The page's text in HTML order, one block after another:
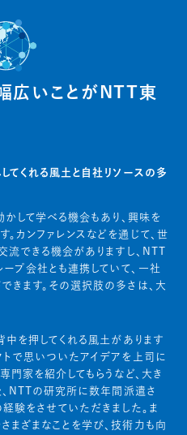
広いことがNTT東
てくれる風土と自社リソースの多
かして学べる機会もあり、興味を
カンファレンスなどを通じて、世
流できる機会がありますし、NTT
プ会社とも連携していて、一社
きます。その選択肢の多さは、大
中を押してくれる風土があります
トで思いついたアイデアを上司に
門家を紹介してもらうなど、大き
、NTTの研究所に数年間派遣さ
験をさせていただきました。ま
まざまなことを学び、技術力も向